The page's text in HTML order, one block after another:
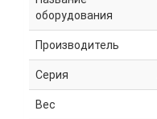
оборудования
Производитель
Серия
Вес